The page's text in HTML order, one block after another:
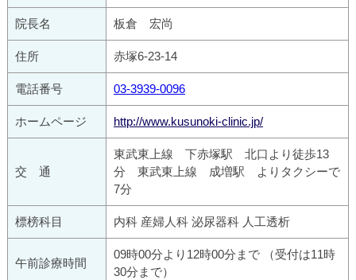
院長名 板倉 宏尚
住所 赤塚6-23-14
電話番号 03-3939-0096
ホームページ http://www.kusunoki-clinic.jp/
交 通
東武東上線 下赤塚駅 北口より徒歩13
分 東武東上線 成増駅 よりタクシーで
7分
標榜科目 内科 産婦人科 泌尿器科 人工透析
午前診療時間
09時00分より12時00分まで （受付は11時
30分まで）